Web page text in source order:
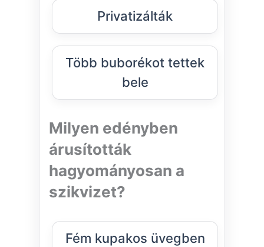
Privatizálták
Több buborékot tettek
bele
Milyen edényben
árusították
hagyományosan a
szikvizet?
Fém kupakos üvegben